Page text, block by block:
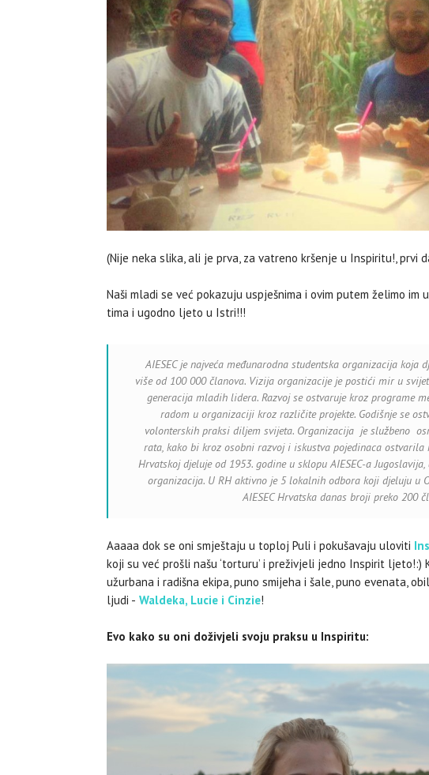
(Nije neka slika, ali je prva, za vatreno kršenje u Inspiritu!, prvi
Naši mladi se već pokazuju uspješnima i ovim putem želimo
tima i ugodno ljeto u Istri!!!
AIESEC je najveća međunarodna studentska organizacija
više od 100 000 članova. Vizija organizacije je postići mir u
generacija mladih lidera. Razvoj se ostvaruje kroz programe
radom u organizaciji kroz različite projekte. Godišnje se
volonterskih praksi diljem svijeta. Organizacija je službeno
rata, kako bi kroz osobni razvoj i iskustva pojedinaca
Hrvatskoj djeluje od 1953. godine u sklopu AIESEC-a
organizacija. U RH aktivno je 5 lokalnih odbora koji djeluju u
AIESEC Hrvatska danas broji preko 200
Aaaaa dok se oni smještaju u toploj Puli i pokušavaju uloviti
koji su već prošli našu ‘torturu’ i preživjeli jedno Inspirit ljeto!:)
užurbana i radišna ekipa, puno smijeha i šale, puno evenata,
ljudi - Waldeka, Lucie i Cinzie!
Evo kako su oni doživjeli svoju praksu u Inspiritu:
Potraga za izgubljenom krunom
kralja Tomislava